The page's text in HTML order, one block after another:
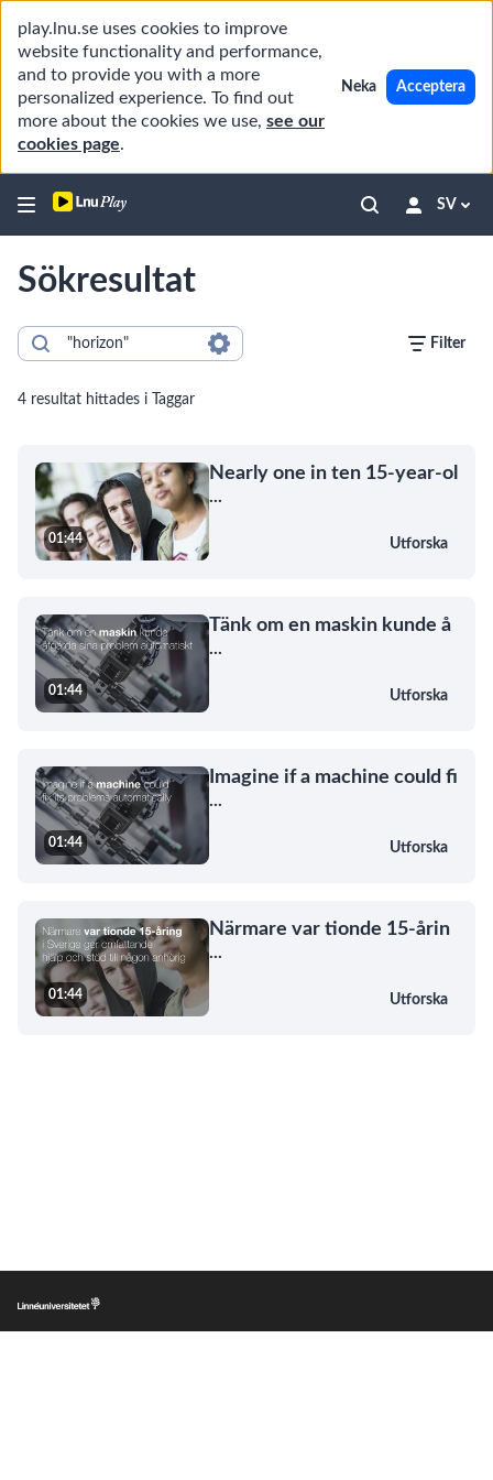
play.lnu.se uses cookies to improve
website functionality and performance,
and to provide you with a more
personalized experience. To find out
more about the cookies we use, see our
cookies page.
Neka Acceptera
SV
Sökresultat
Filter
4 resultat hittades i Taggar
01:44
Nearly one in ten 15-year-ol
...
Utforska
01:44
Tänk om en maskin kunde å
...
Utforska
01:44
Imagine if a machine could fi
...
Utforska
01:44
Närmare var tionde 15-årin
...
Utforska